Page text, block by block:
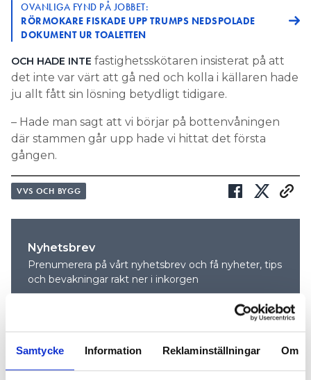
Samtycke Information Reklaminställningar Om
OVANLIGA FYND PÅ JOBBET:
RÖRMOKARE FISKADE UPP TRUMPS NEDSPOLADE
DOKUMENT UR TOALETTEN
OCH HADE INTE fastighetsskötaren insisterat på att
det inte var värt att gå ned och kolla i källaren hade
ju allt fått sin lösning betydligt tidigare.
– Hade man sagt att vi börjar på bottenvåningen
där stammen går upp hade vi hittat det första
gången.
VVS OCH BYGG
Nyhetsbrev
Prenumerera på vårt nyhetsbrev och få nyheter, tips
och bevakningar rakt ner i inkorgen